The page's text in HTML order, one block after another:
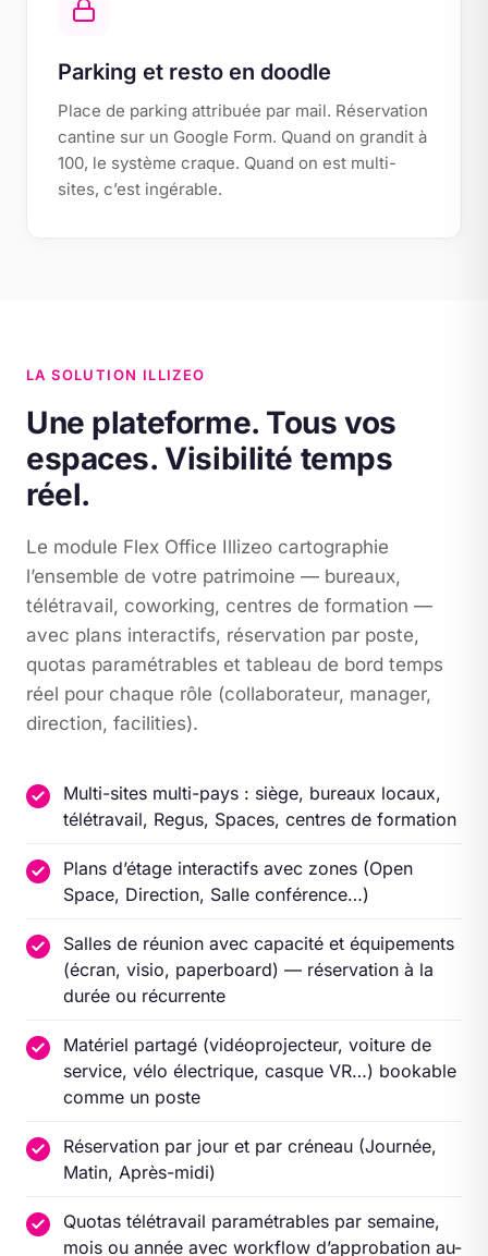
Parking et resto en doodle
Place de parking attribuée par mail. Réservation
cantine sur un Google Form. Quand on grandit à
100, le système craque. Quand on est multi-
sites, c’est ingérable.
LA SOLUTION ILLIZEO
Une plateforme. Tous vos
espaces. Visibilité temps
réel.
Le module Flex Office Illizeo cartographie
l’ensemble de votre patrimoine — bureaux,
télétravail, coworking, centres de formation —
avec plans interactifs, réservation par poste,
quotas paramétrables et tableau de bord temps
réel pour chaque rôle (collaborateur, manager,
direction, facilities).
Multi-sites multi-pays : siège, bureaux locaux,
télétravail, Regus, Spaces, centres de formation
Plans d’étage interactifs avec zones (Open
Space, Direction, Salle conférence…)
Salles de réunion avec capacité et équipements
(écran, visio, paperboard) — réservation à la
durée ou récurrente
Matériel partagé (vidéoprojecteur, voiture de
service, vélo électrique, casque VR…) bookable
comme un poste
Réservation par jour et par créneau (Journée,
Matin, Après-midi)
Quotas télétravail paramétrables par semaine,
mois ou année avec workflow d’approbation au-